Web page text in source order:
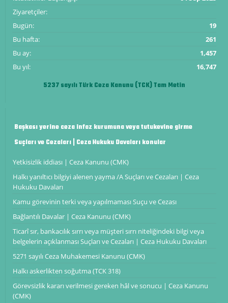
Ziyaretçiler:
Bugün:
19
Bu hafta:
261
Bu ay:
1,457
Bu yıl:
16,747
5237 sayılı Türk Ceza Kanunu (TCK) Tam Metin
Başkası yerine ceza infaz kurumuna veya tutukevine girme
Suçları ve Cezaları | Ceza Hukuku Davaları konular
Yetkisizlik iddiası | Ceza Kanunu (CMK)
Halkı yanıltıcı bilgiyi alenen yayma /A Suçları ve Cezaları | Ceza
Hukuku Davaları
Kamu görevinin terki veya yapılmaması Suçu ve Cezası
Bağlantılı Davalar | Ceza Kanunu (CMK)
Ticarî sır, bankacılık sırrı veya müşteri sırrı niteliğindeki bilgi veya
belgelerin açıklanması Suçları ve Cezaları | Ceza Hukuku Davaları
5271 sayılı Ceza Muhakemesi Kanunu (CMK)
Halkı askerlikten soğutma (TCK 318)
Görevsizlik kararı verilmesi gereken hâl ve sonucu | Ceza Kanunu
(CMK)